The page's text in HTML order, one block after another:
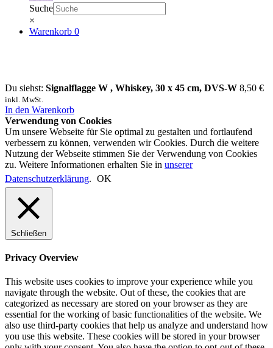
Suche
×
Warenkorb 0
Du siehst: Signalflagge W , Whiskey, 30 x 45 cm, DVS-W 8,50 €
inkl. MwSt.
In den Warenkorb
Verwendung von Cookies
Um unsere Webseite für Sie optimal zu gestalten und fortlaufend
verbessern zu können, verwenden wir Cookies. Durch die weitere
Nutzung der Webseite stimmen Sie der Verwendung von Cookies
zu. Weitere Informationen erhalten Sie in unserer
Datenschutzerklärung. OK
Schließen
Privacy Overview
This website uses cookies to improve your experience while you
navigate through the website. Out of these, the cookies that are
categorized as necessary are stored on your browser as they are
essential for the working of basic functionalities of the website. We
also use third-party cookies that help us analyze and understand how
you use this website. These cookies will be stored in your browser